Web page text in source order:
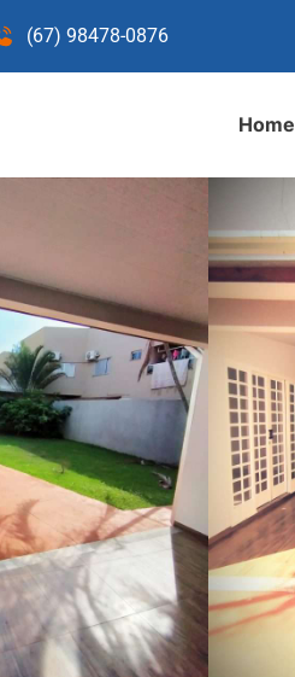
(67) 98478-0876
Home